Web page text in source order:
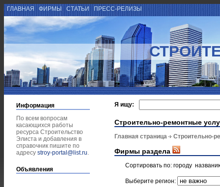
ГЛАВНАЯ ФИРМЫ СТАТЬИ ПРЕСС-РЕЛИЗЫ
Информация
По всем вопросам
касающихся работы
ресурса Строительство
Элиста и добавления в
справочник пишите по
адресу stroy-portal@list.ru.
Объявления
Я ищу:
Строительно-ремонтные
Главная страница Строительно-
Фирмы раздела
Сортировать по: городу
Выберите регион: